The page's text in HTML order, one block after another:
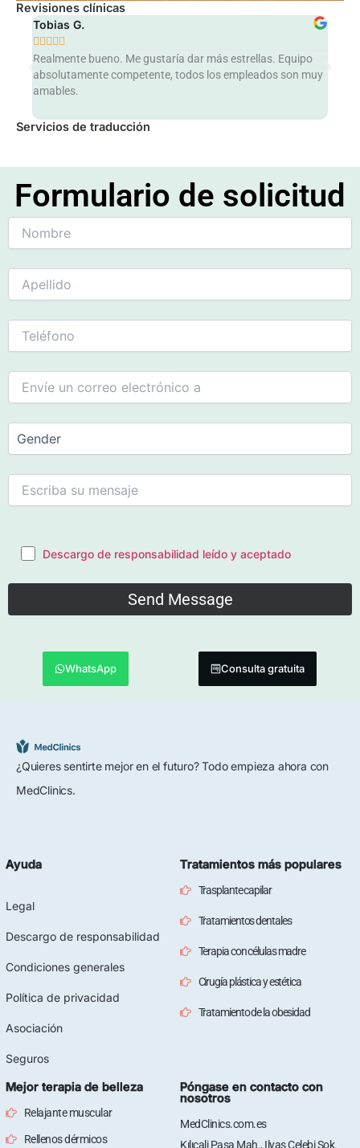
Revisiones clínicas
Tobias G.
    
Realmente bueno. Me gustaría dar más estrellas. Equipo
absolutamente competente, todos los empleados son muy
amables.
Servicios de traducción
Formulario de solicitud
Descargo de responsabilidad leído y aceptado
WhatsApp Consulta gratuita
¿Quieres sentirte mejor en el futuro? Todo empieza ahora con
MedClinics.
Ayuda
Legal
Descargo de responsabilidad
Condiciones generales
Política de privacidad
Asociación
Seguros
Tratamientos más populares
Trasplante capilar
Tratamientos dentales
Terapia con células madre
Cirugía plástica y estética
Tratamiento de la obesidad
Mejor terapia de belleza
Relajante muscular
Rellenos dérmicos
Póngase en contacto con
nosotros
MedClinics.com.es
Kılıçali Paşa Mah., Ilyas Çelebi Sok.